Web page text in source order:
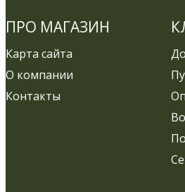
ПРО МАГАЗИН
Карта сайта
О компании
Контакты